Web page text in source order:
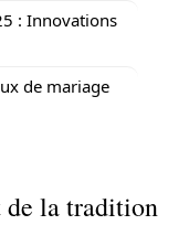
: Innovations
de mariage
de la tradition